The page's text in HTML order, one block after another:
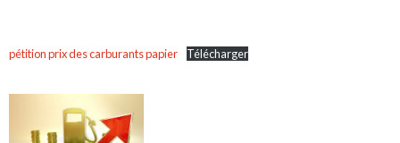
pétition prix des carburants papier Télécharger